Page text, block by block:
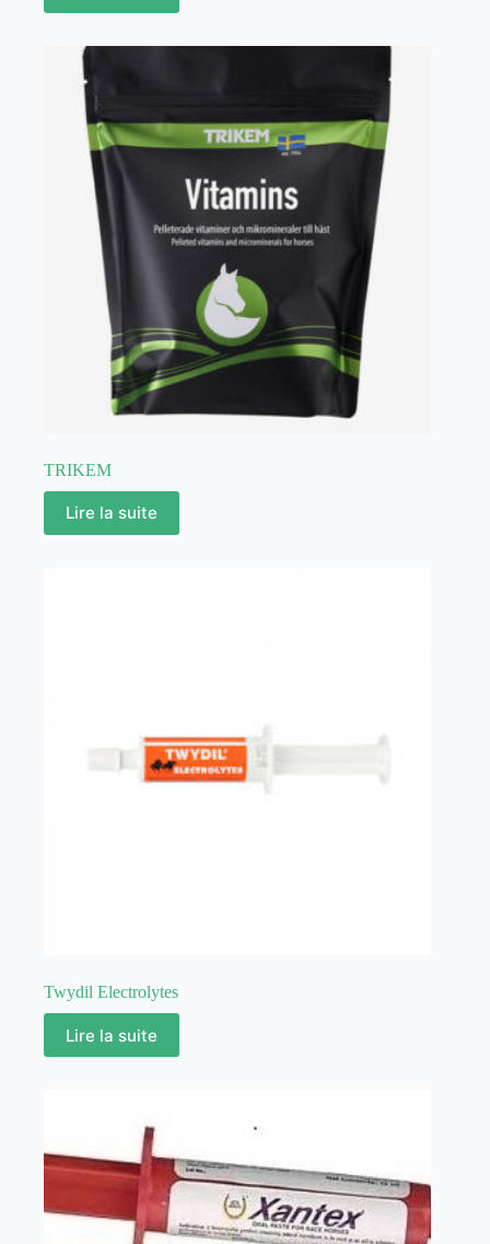
TRIKEM
Lire la suite
Twydil Electrolytes
Lire la suite